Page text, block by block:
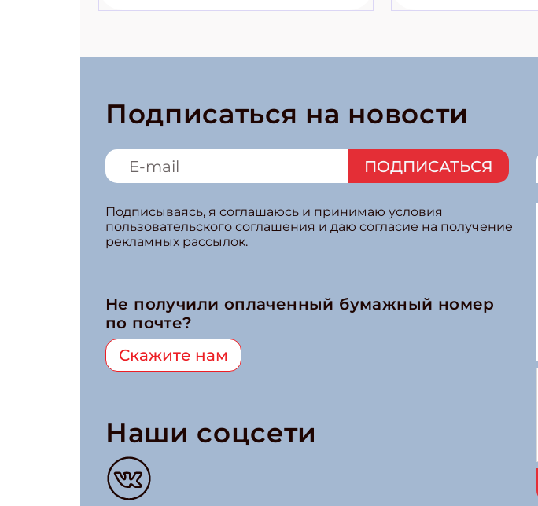
Подписаться на новости
ПОДПИСАТЬСЯ
Подписываясь, я соглашаюсь и принимаю условия
пользовательского соглашения и даю согласие на получение
рекламных рассылок.
Не получили оплаченный бумажный номер
по почте?
Скажите нам
Наши соцсети